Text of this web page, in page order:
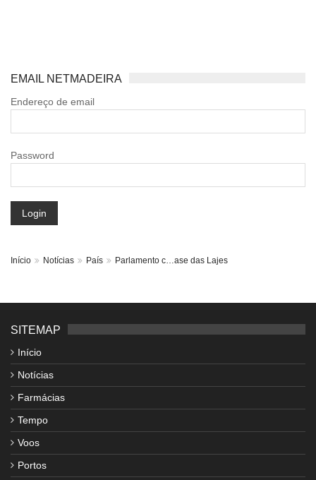
EMAIL NETMADEIRA
Endereço de email
Password
Login
Início Notícias País Parlamento c…ase das Lajes
SITEMAP
Início
Notícias
Farmácias
Tempo
Voos
Portos